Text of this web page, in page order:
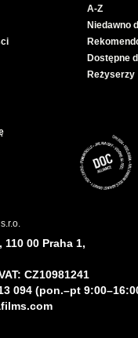
e
A-Z
Niedawno
Dostępne
Reżyserzy
00 Praha 1,
CZ10981241
094 (pon.–pt